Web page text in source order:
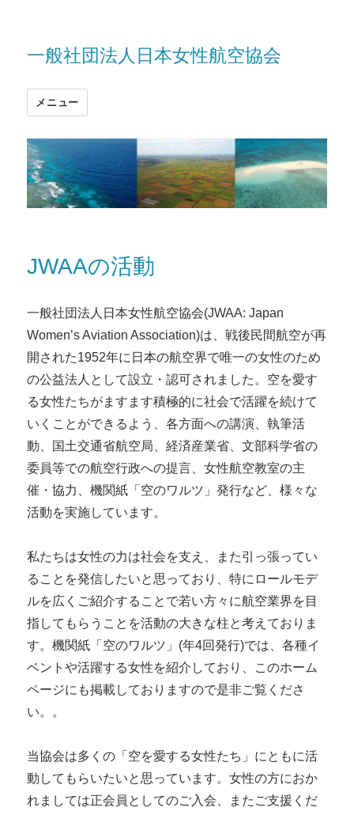
一般社団法人日本女性航空協会
メニュー
JWAAの活動
一般社団法人日本女性航空協会(JWAA: Japan
Women’s Aviation Association)は、戦後民間航空が再
開された1952年に日本の航空界で唯一の女性のため
の公益法人として設立・認可されました。空を愛す
る女性たちがますます積極的に社会で活躍を続けて
いくことができるよう、各方面への講演、執筆活
動、国土交通省航空局、経済産業省、文部科学省の
委員等での航空行政への提言、女性航空教室の主
催・協力、機関紙「空のワルツ」発行など、様々な
活動を実施しています。
私たちは女性の力は社会を支え、また引っ張ってい
ることを発信したいと思っており、特にロールモデ
ルを広くご紹介することで若い方々に航空業界を目
指してもらうことを活動の大きな柱と考えておりま
す。機関紙「空のワルツ」(年4回発行)では、各種イ
ベントや活躍する女性を紹介しており、このホーム
ページにも掲載しておりますので是非ご覧くださ
い。。
当協会は多くの「空を愛する女性たち」にともに活
動してもらいたいと思っています。女性の方におか
れましては正会員としてのご入会、またご支援くだ